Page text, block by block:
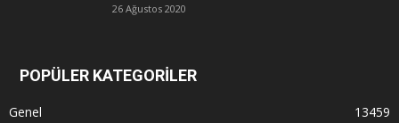
26 Ağustos 2020
POPÜLER KATEGORİLER
Genel
13459